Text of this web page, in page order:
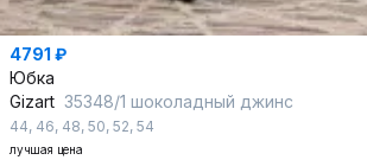
4791 ₽
Юбка
Gizart 35348/1 шоколадный джинс
44, 46, 48, 50, 52, 54
лучшая цена